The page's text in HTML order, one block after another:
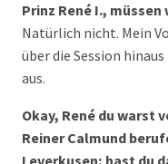
Prinz René I.,
Natürlich nicht. Mein
über die Session
aus.
Okay, René du warst
Reiner Calmund
Leverkusen; hast du